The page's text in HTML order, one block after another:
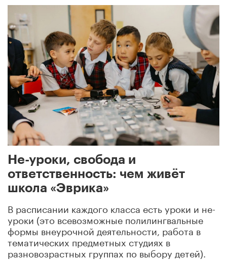
Не-уроки, свобода и
ответственность: чем живёт
школа «Эврика»
В расписании каждого класса есть уроки и не-
уроки (это всевозможные полилингвальные
формы внеурочной деятельности, работа в
тематических предметных студиях в
разновозрастных группах по выбору детей).